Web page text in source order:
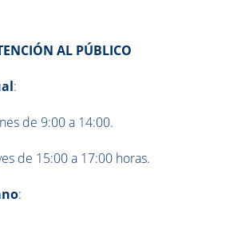
AL PÚBLICO
:
de 9:00 a 14:00.
de 15:00 a 17:00 horas.
: